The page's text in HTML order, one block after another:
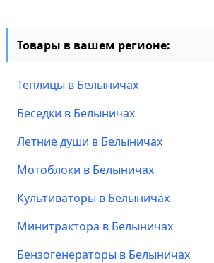
Товары в вашем регионе:
Теплицы в Белыничах
Беседки в Белыничах
Летние души в Белыничах
Мотоблоки в Белыничах
Культиваторы в Белыничах
Минитрактора в Белыничах
Бензогенераторы в Белыничах